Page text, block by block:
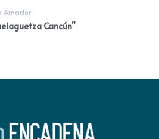
Amador
Cancún”